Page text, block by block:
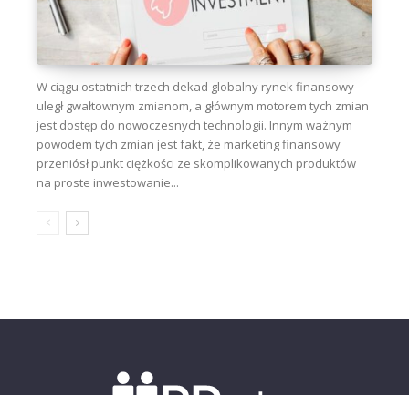
W ciągu ostatnich trzech dekad globalny rynek finansowy
uległ gwałtownym zmianom, a głównym motorem tych zmian
jest dostęp do nowoczesnych technologii. Innym ważnym
powodem tych zmian jest fakt, że marketing finansowy
przeniósł punkt ciężkości ze skomplikowanych produktów
na proste inwestowanie...